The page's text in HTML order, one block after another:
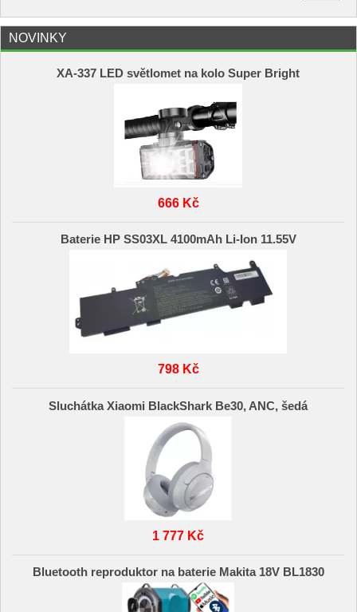
NOVINKY
XA-337 LED světlomet na kolo Super Bright
666 Kč
Baterie HP SS03XL 4100mAh Li-Ion 11.55V
798 Kč
Sluchátka Xiaomi BlackShark Be30, ANC, šedá
1 777 Kč
Bluetooth reproduktor na baterie Makita 18V BL1830